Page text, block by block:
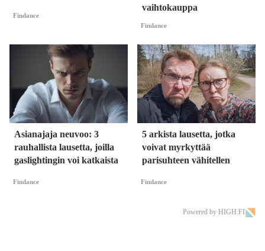
Findance
vaihtokauppa
Findance
Asianajaja neuvoo: 3
rauhallista lausetta, joilla
gaslightingin voi katkaista
Findance
5 arkista lausetta, jotka
voivat myrkyttää
parisuhteen vähitellen
Findance
Powered by HIGH.FI